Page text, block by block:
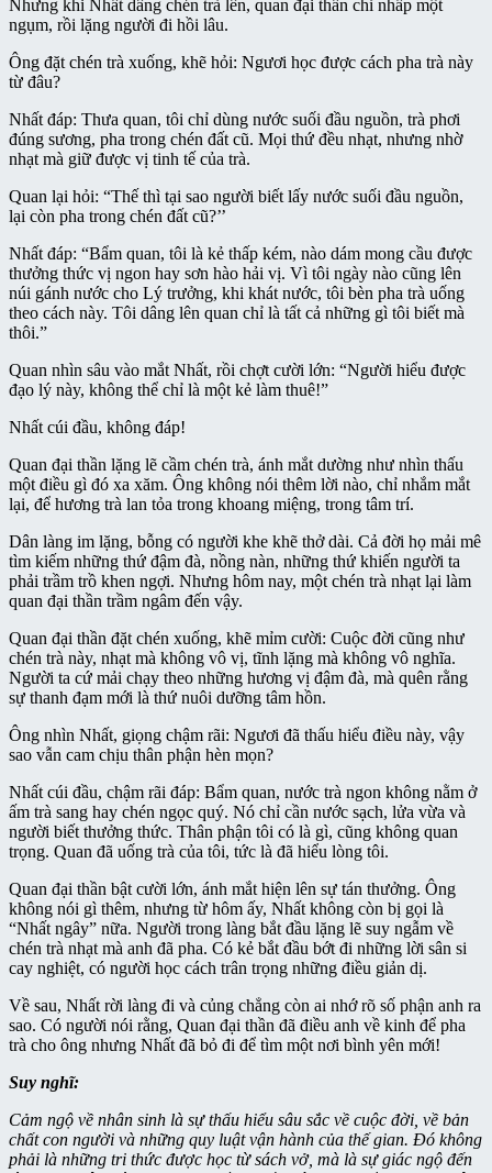
Nhưng khi Nhất dâng chén trà lên, quan đại thần chỉ nhấp một
ngụm, rồi lặng người đi hồi lâu.
Ông đặt chén trà xuống, khẽ hỏi: Ngươi học được cách pha trà này
từ đâu?
Nhất đáp: Thưa quan, tôi chỉ dùng nước suối đầu nguồn, trà phơi
đúng sương, pha trong chén đất cũ. Mọi thứ đều nhạt, nhưng nhờ
nhạt mà giữ được vị tinh tế của trà.
Quan lại hỏi: “Thế thì tại sao người biết lấy nước suối đầu nguồn,
lại còn pha trong chén đất cũ?’’
Nhất đáp: “Bẩm quan, tôi là kẻ thấp kém, nào dám mong cầu được
thưởng thức vị ngon hay sơn hào hải vị. Vì tôi ngày nào cũng lên
núi gánh nước cho Lý trưởng, khi khát nước, tôi bèn pha trà uống
theo cách này. Tôi dâng lên quan chỉ là tất cả những gì tôi biết mà
thôi.”
Quan nhìn sâu vào mắt Nhất, rồi chợt cười lớn: “Người hiểu được
đạo lý này, không thể chỉ là một kẻ làm thuê!”
Nhất cúi đầu, không đáp!
Quan đại thần lặng lẽ cầm chén trà, ánh mắt dường như nhìn thấu
một điều gì đó xa xăm. Ông không nói thêm lời nào, chỉ nhắm mắt
lại, để hương trà lan tỏa trong khoang miệng, trong tâm trí.
Dân làng im lặng, bỗng có người khe khẽ thở dài. Cả đời họ mải mê
tìm kiếm những thứ đậm đà, nồng nàn, những thứ khiến người ta
phải trầm trồ khen ngợi. Nhưng hôm nay, một chén trà nhạt lại làm
quan đại thần trầm ngâm đến vậy.
Quan đại thần đặt chén xuống, khẽ mỉm cười: Cuộc đời cũng như
chén trà này, nhạt mà không vô vị, tĩnh lặng mà không vô nghĩa.
Người ta cứ mải chạy theo những hương vị đậm đà, mà quên rằng
sự thanh đạm mới là thứ nuôi dưỡng tâm hồn.
Ông nhìn Nhất, giọng chậm rãi: Ngươi đã thấu hiểu điều này, vậy
sao vẫn cam chịu thân phận hèn mọn?
Nhất cúi đầu, chậm rãi đáp: Bẩm quan, nước trà ngon không nằm ở
ấm trà sang hay chén ngọc quý. Nó chỉ cần nước sạch, lửa vừa và
người biết thưởng thức. Thân phận tôi có là gì, cũng không quan
trọng. Quan đã uống trà của tôi, tức là đã hiểu lòng tôi.
Quan đại thần bật cười lớn, ánh mắt hiện lên sự tán thưởng. Ông
không nói gì thêm, nhưng từ hôm ấy, Nhất không còn bị gọi là
“Nhất ngây” nữa. Người trong làng bắt đầu lặng lẽ suy ngẫm về
chén trà nhạt mà anh đã pha. Có kẻ bắt đầu bớt đi những lời sân si
cay nghiệt, có người học cách trân trọng những điều giản dị.
Về sau, Nhất rời làng đi và củng chẳng còn ai nhớ rõ số phận anh ra
sao. Có người nói rằng, Quan đại thần đã điều anh về kinh để pha
trà cho ông nhưng Nhất đã bỏ đi để tìm một nơi bình yên mới!
Suy nghĩ:
Cảm ngộ về nhân sinh là sự thấu hiểu sâu sắc về cuộc đời, về bản
chất con người và những quy luật vận hành của thế gian. Đó không
phải là những tri thức được học từ sách vở, mà là sự giác ngộ đến